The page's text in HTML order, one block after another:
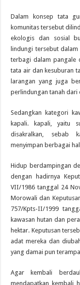
Dalam konsep tata
komunitas tersebut
ekologis dan sosial
lindungi tersebut dalam
terbagi dalam pangale
tata air dan kesuburan
larangan yang juga
perlindungan tanah dari
Sedangkan kategori
kapali. kapali, yaitu
disakralkan, sebab
menyimpan berbagai
Hidup berdampingan
dengan hadirnya
VII/1986 tanggal 24
Morowali dan
757/Kpts-II/1999
kawasan hutan dan
hektar. Keputusan
adat mereka dan
yang damai pun
Agar kembali
mendapatkan kembali